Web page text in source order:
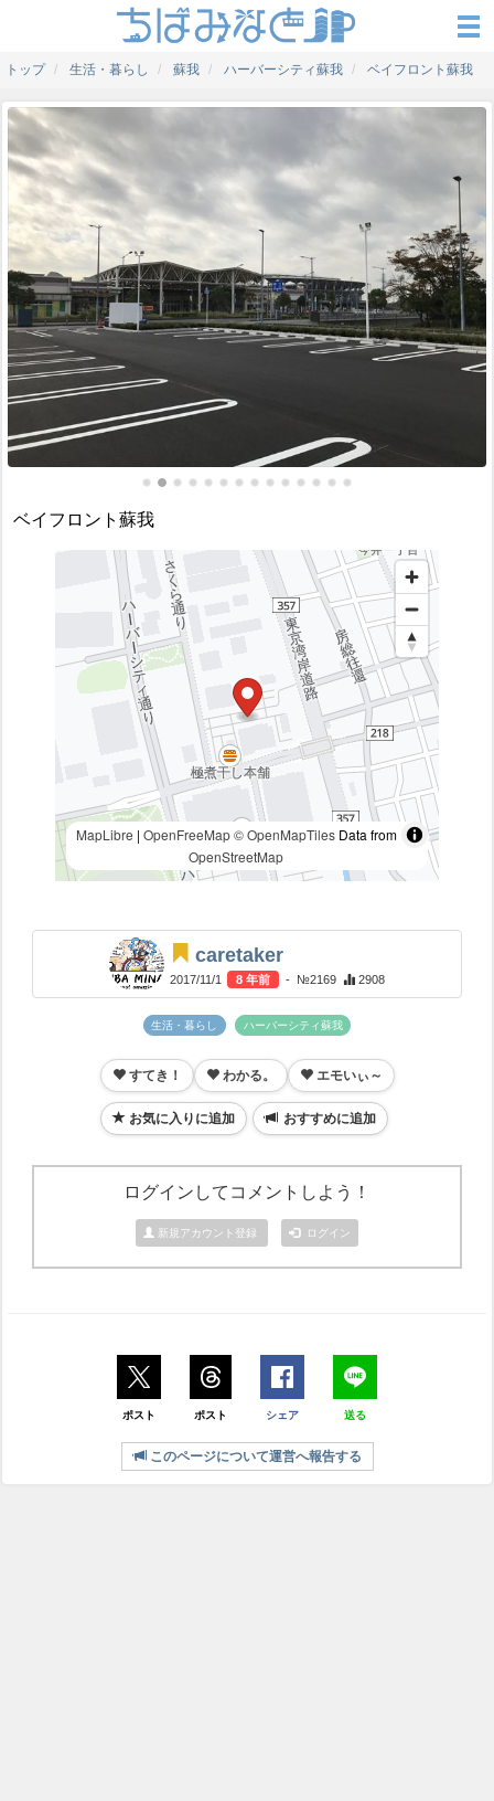
トップ 生活・暮らし 蘇我 ハーバーシティ蘇我 ベイフロント蘇我
ベイフロント蘇我
MapLibre | OpenFreeMap © OpenMapTilesData from
OpenStreetMap
caretaker
2017/11/1 8 年前 - №2169 2908
生活・暮らし ハーバーシティ蘇我
すてき！ わかる。 エモいぃ～
お気に入りに追加 おすすめに追加
ログインしてコメントしよう！
新規アカウント登録 ログイン
ポスト ポスト シェア 送る
このページについて運営へ報告する